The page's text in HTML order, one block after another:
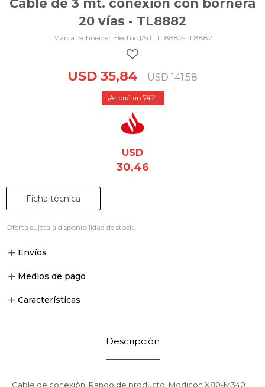
Cable de 3 mt. conexión con bornera
20 vías - TL8882
Schneider Electric | TL8882-TL8882
USD 35,84 USD 141,58
74
USD
30,46
Ficha técnica
Oferta sujeta a disponibilidad de stock.
Envíos
Medios de pago
Características
Descripción
Cable de conexión. Rango de producto: Modicon X80-M340.